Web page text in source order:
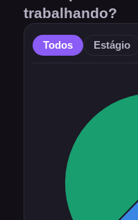
trabalhando?
Todos Estágio